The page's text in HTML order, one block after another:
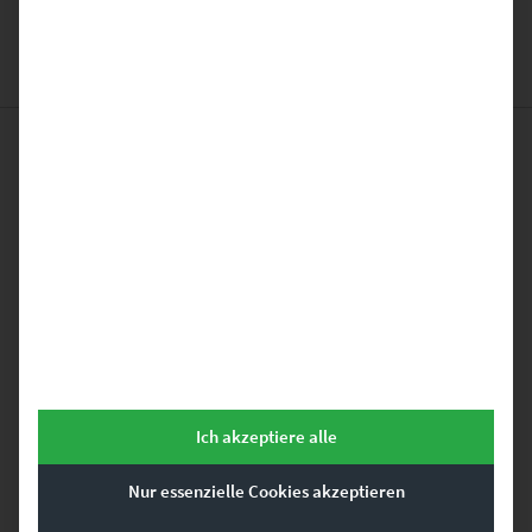
Ich akzeptiere alle
Nur essenzielle Cookies akzeptieren